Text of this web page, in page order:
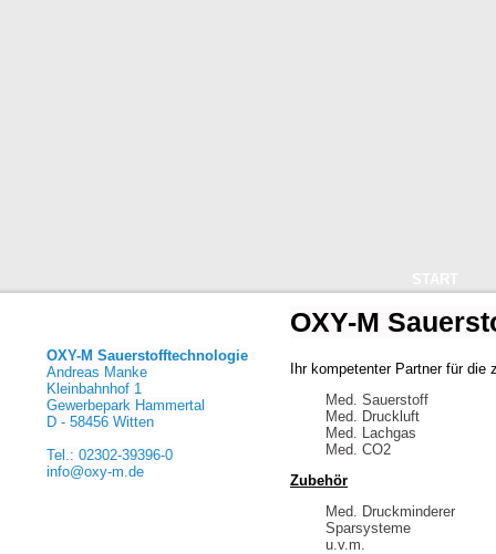
OXY-M Sauerstofftechnologie
Andreas Manke
Kleinbahnhof 1
Gewerbepark Hammertal
D - 58456 Witten
Tel.: 02302-39396-0
info@oxy-m.de
OXY-M
Ihr kompetenter Partner für
Med. Sauerstoff
Med. Druckluft
Med. Lachgas
Med. CO2
Zubehör
Med. Druckminderer
Sparsysteme
u.v.m.